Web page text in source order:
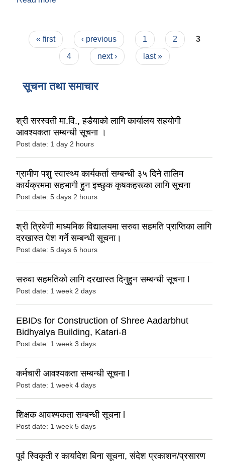
Pages
« first ‹ previous 1 2
3
4
next › last »
सूचना तथा समाचार
श्री सरस्वती मा.वि., हडैयाको लागि कार्यालय सहयोगी
आवश्यकता सम्बन्धी सूचना ।
Post date: 1 day 2 hours
ग्रामीण पशु स्वास्थ्य कार्यकर्ता सम्बन्धी ३५ दिने तालिम
कार्यक्रममा सहभागी हुन इच्छुक कृषकहरूका लागि सूचना
Post date: 5 days 2 hours
श्री त्रिवेणी माध्यमिक विद्यालयमा सरुवा सहमति प्राप्तिका लागि
दरखास्त पेश गर्ने सम्बन्धी सूचना।
Post date: 5 days 6 hours
सरुवा सहमतिको लागि दरखास्त दिनुहुन सम्बन्धी सूचना l
Post date: 1 week 2 days
EBIDs for Construction of Shree Aadarbhut
Bidhyalya Building, Katari-8
Post date: 1 week 3 days
कर्मचारी आवश्यकता सम्बन्धी सूचना l
Post date: 1 week 4 days
शिक्षक आवश्यकता सम्बन्धी सूचना l
Post date: 1 week 5 days
पूर्व स्विकृती र कार्यादेश बिना सूचना, संदेश प्रकाशन/प्रसारण